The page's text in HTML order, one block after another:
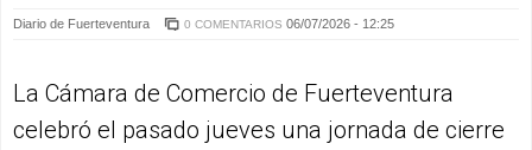
Diario de Fuerteventura 0 COMENTARIOS 06/07/2026 - 12:25
La Cámara de Comercio de Fuerteventura
celebró el pasado jueves una jornada de cierre